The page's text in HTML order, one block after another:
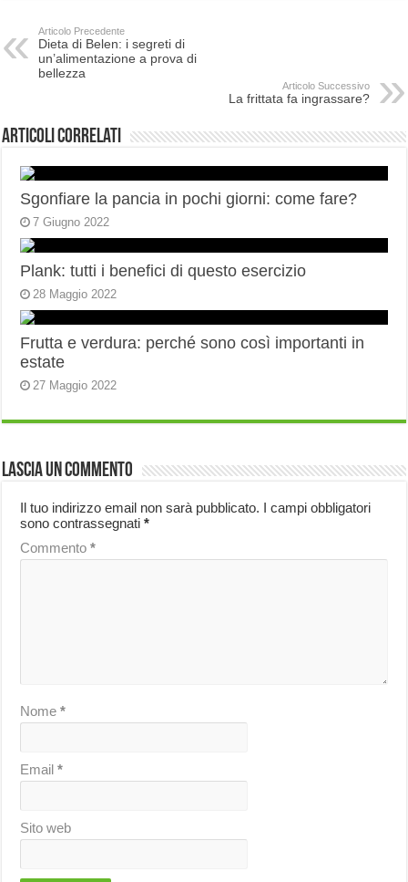
Articolo Precedente
Dieta di Belen: i segreti di
un’alimentazione a prova di
bellezza
Articolo Successivo
La frittata fa ingrassare?
Articoli correlati
Sgonfiare la pancia in pochi giorni: come fare?
7 Giugno 2022
Plank: tutti i benefici di questo esercizio
28 Maggio 2022
Frutta e verdura: perché sono così importanti in
estate
27 Maggio 2022
Lascia un commento
Il tuo indirizzo email non sarà pubblicato. I campi obbligatori
sono contrassegnati*
Commento*
Nome*
Email*
Sito web